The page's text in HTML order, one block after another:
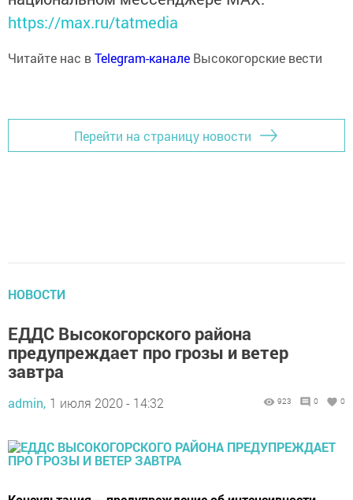
https://max.ru/tatmedia
Читайте нас вTelegram-канале Высокогорские вести
Перейти на страницу новости
НОВОСТИ
ЕДДС Высокогорского района
предупреждает про грозы и ветер
завтра
admin, 1 июля 2020 - 14:32 923 0 0